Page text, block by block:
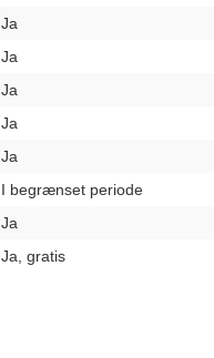
Ja
Ja
Ja
Ja
Ja
I begrænset periode
Ja
Ja, gratis